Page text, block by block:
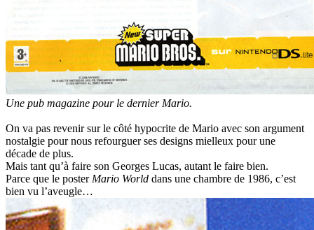
Une pub magazine pour le dernier Mario.
On va pas revenir sur le côté hypocrite de Mario avec son argument
nostalgie pour nous refourguer ses designs mielleux pour une
décade de plus.
Mais tant qu’à faire son Georges Lucas, autant le faire bien.
Parce que le poster Mario World dans une chambre de 1986, c’est
bien vu l’aveugle…